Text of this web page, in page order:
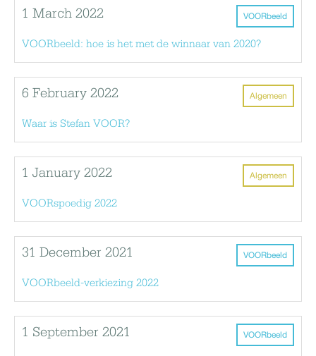
VOORbeeld
1 March 2022
VOORbeeld: hoe is het met de winnaar van 2020?
Algemeen
6 February 2022
Waar is Stefan VOOR?
Algemeen
1 January 2022
VOORspoedig 2022
VOORbeeld
31 December 2021
VOORbeeld-verkiezing 2022
VOORbeeld
1 September 2021